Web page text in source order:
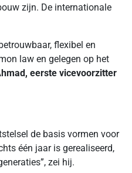
zijn. De internationale
flexibel en
law en gelegen op het
eerste vicevoorzitter
de basis vormen voor
één jaar is gerealiseerd,
zei hij.